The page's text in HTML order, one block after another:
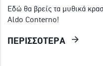
Εδώ θα βρείς τα μυθικά
Aldo Conterno!
ΠΕΡΙΣΣΟΤΕΡΑ